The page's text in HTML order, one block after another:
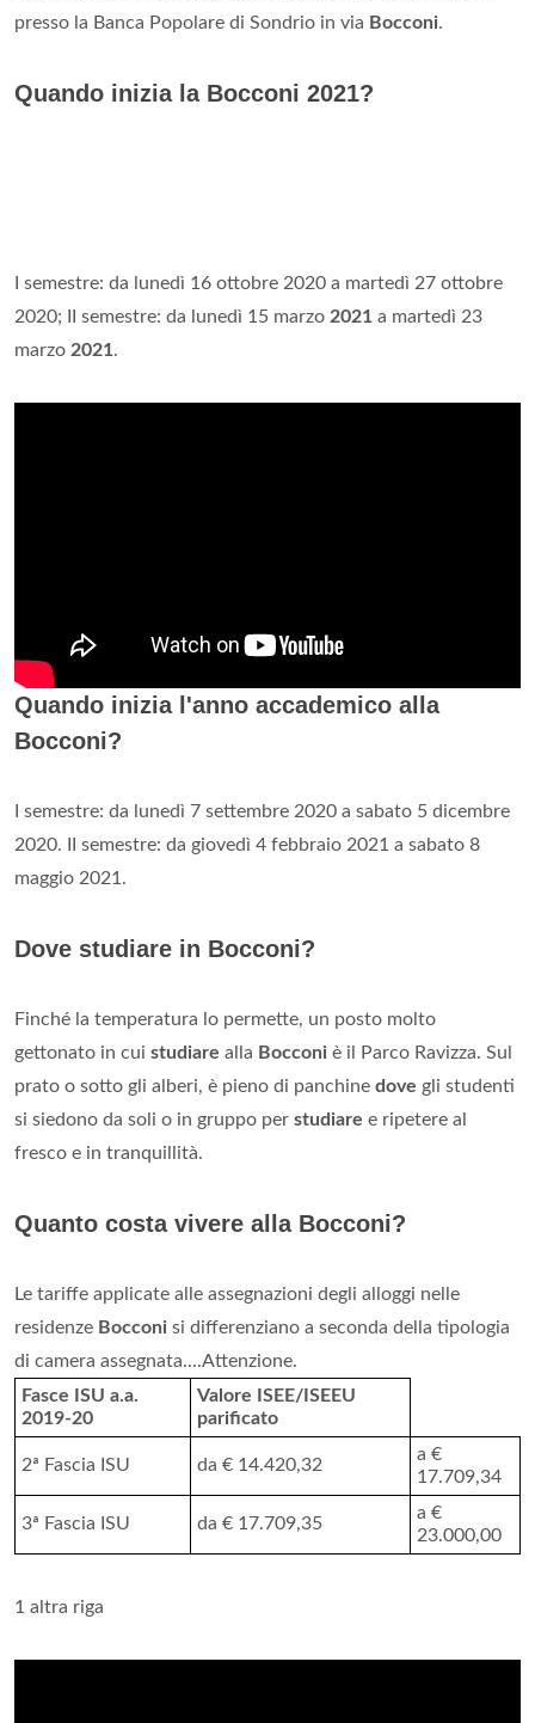
presso la Banca Popolare di Sondrio in via Bocconi.
Quando inizia la Bocconi 2021?
I semestre: da lunedì 16 ottobre 2020 a martedì 27 ottobre
2020; II semestre: da lunedì 15 marzo 2021 a martedì 23
marzo 2021.
Quando inizia l'anno accademico alla
Bocconi?
I semestre: da lunedì 7 settembre 2020 a sabato 5 dicembre
2020. II semestre: da giovedì 4 febbraio 2021 a sabato 8
maggio 2021.
Dove studiare in Bocconi?
Finché la temperatura lo permette, un posto molto
gettonato in cui studiare alla Bocconi è il Parco Ravizza. Sul
prato o sotto gli alberi, è pieno di panchine dove gli studenti
si siedono da soli o in gruppo per studiare e ripetere al
fresco e in tranquillità.
Quanto costa vivere alla Bocconi?
Le tariffe applicate alle assegnazioni degli alloggi nelle
residenze Bocconi si differenziano a seconda della tipologia
di camera assegnata....Attenzione.
Fasce ISU a.a.
2019-20
Valore ISEE/ISEEU
parificato
2ª Fascia ISU da € 14.420,32
a €
17.709,34
3ª Fascia ISU da € 17.709,35
a €
23.000,00
1 altra riga